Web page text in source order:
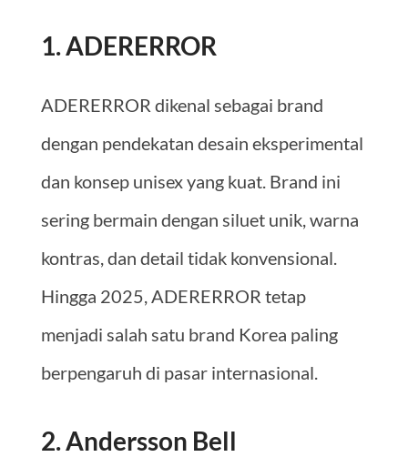
1. ADERERROR
ADERERROR dikenal sebagai brand
dengan pendekatan desain eksperimental
dan konsep unisex yang kuat. Brand ini
sering bermain dengan siluet unik, warna
kontras, dan detail tidak konvensional.
Hingga 2025, ADERERROR tetap
menjadi salah satu brand Korea paling
berpengaruh di pasar internasional.
2. Andersson Bell